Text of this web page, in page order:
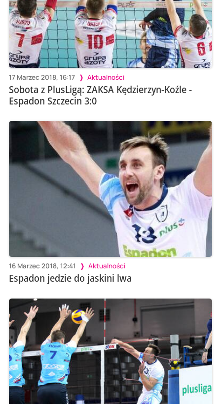
17 Marzec 2018, 16:17 Aktualności
Sobota z PlusLigą: ZAKSA Kędzierzyn-Koźle -
Espadon Szczecin 3:0
16 Marzec 2018, 12:41 Aktualności
Espadon jedzie do jaskini lwa